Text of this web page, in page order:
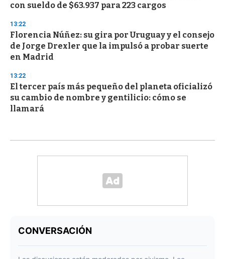
con sueldo de $63.937 para 223 cargos
13:22
Florencia Núñez: su gira por Uruguay y el consejo
de Jorge Drexler que la impulsó a probar suerte
en Madrid
13:22
El tercer país más pequeño del planeta oficializó
su cambio de nombre y gentilicio: cómo se
llamará